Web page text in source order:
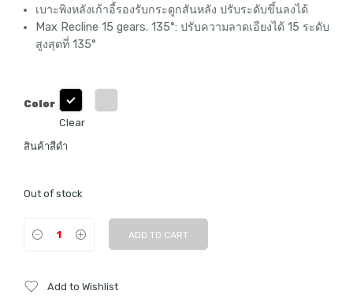
เบาะพิงหลังเก้าอี้รองรับกระดูกสันหลัง ปรับระดับขึ้นลงได้
Max Recline 15 gears. 135°: ปรับความลาดเอียงได้ 15 ระดับ
สูงสุดที่ 135°
Color
Clear
สินค้าสีดำ
Out of stock
ADD TO CART
Add to Wishlist